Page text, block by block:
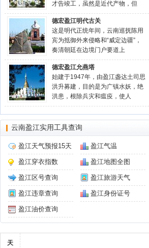
才告竣工，虽然是近代产物，但
德宏盈江明代古关
这是明代正统年间，云南巡抚陈用
宾为抵御外来侵略和“威定边疆”，
奏清朝廷在边境门户要道上
德宏盈江允燕塔
始建于1947年，由盈江盏达土司思
洪升募建，目的是为广镇水妖，绝
洪患，根除兵灾和瘟疫，使人
云南盈江实用工具查询
盈江天气预报15天 盈江气温
盈江穿衣指数 盈江地图全图
盈江区号查询 盈江旅游天气
盈江违章查询 盈江身份证号
盈江油价查询
天